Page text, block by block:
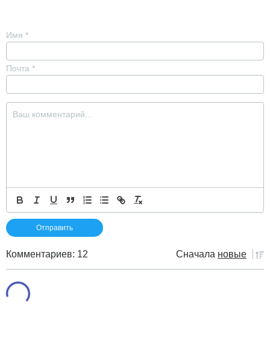
Имя *
Почта *
Комментариев: 12 Сначала новые